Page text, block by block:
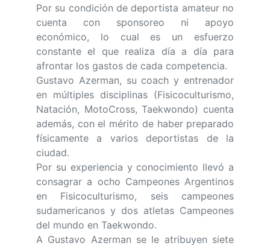
Por su condición de deportista amateur no
cuenta con sponsoreo ni apoyo
económico, lo cual es un esfuerzo
constante el que realiza día a día para
afrontar los gastos de cada competencia.
Gustavo Azerman, su coach y entrenador
en múltiples disciplinas (Fisicoculturismo,
Natación, MotoCross, Taekwondo) cuenta
además, con el mérito de haber preparado
físicamente a varios deportistas de la
ciudad.
Por su experiencia y conocimiento llevó a
consagrar a ocho Campeones Argentinos
en Fisicoculturismo, seis campeones
sudamericanos y dos atletas Campeones
del mundo en Taekwondo.
A Gustavo Azerman se le atribuyen siete